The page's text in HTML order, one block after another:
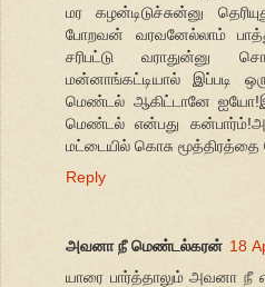
மர கழன்டிடுச்சுன்னு
போறவன் வரவனேல்லாம்
சரிபட்டு வராதுன்னு
மன்னாங்கட்டியால் இப்படி
மெண்டல் ஆகிட்டானே
மெண்டல் என்பது
மட்டையில் கொசு மூத்திரத்தை
Reply
அவனா நீ மெண்டல்கரன் 18
யாரை பார்த்தாலும் அவனா நீ